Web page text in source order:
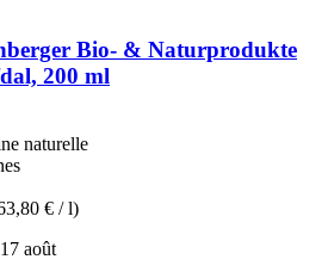
Bio- & Naturprodukte
200 ml
naturelle
€ / l)
août